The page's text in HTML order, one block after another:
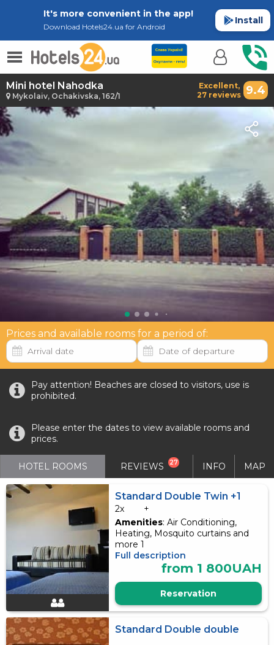
It's more convenient in the app!
Download Hotels24.ua for Android
Install
Mini hotel Nahodka
Mykolaiv, Ochakivska, 162/1
Excellent, 9.4
27 reviews
Prices and available rooms for a period of:
Pay attention! Beaches are closed to visitors, use is
prohibited.
Please enter the dates to view available rooms and
prices.
HOTEL ROOMS REVIEWS 27 INFO MAP
Standard Double Twin +1
2x
+
Amenities: Air Conditioning,
Heating, Mosquito curtains and
more 1
Full description
from 1 800UAH
Reservation
Standard Double double